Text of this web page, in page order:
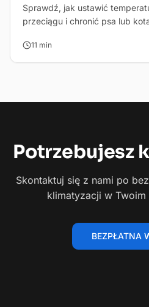
Sprawdź, jak ustawić
przeciągu i chronić psa lub
11 min
Potrzebujesz
Skontaktuj się z nami po
klimatyzacji w
BEZPŁATNA